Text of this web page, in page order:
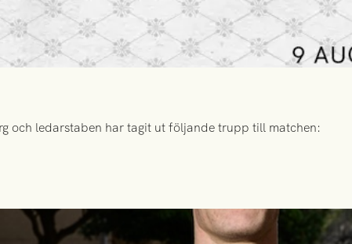
och ledarstaben har tagit ut följande trupp till matchen: